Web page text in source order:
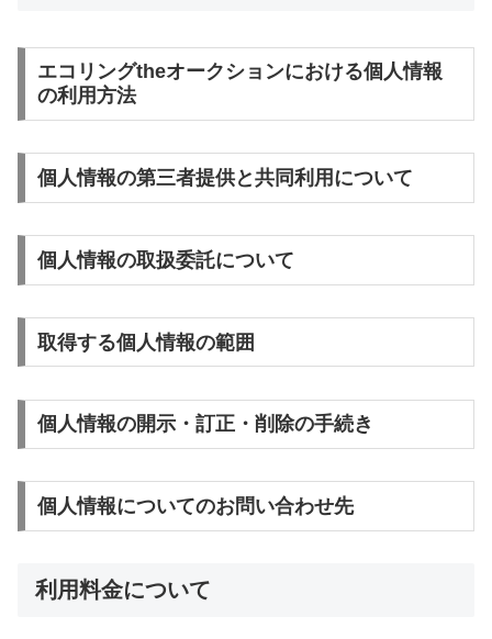
エコリングtheオークションにおける個人情報
の利用方法
個人情報の第三者提供と共同利用について
個人情報の取扱委託について
取得する個人情報の範囲
個人情報の開示・訂正・削除の手続き
個人情報についてのお問い合わせ先
利用料金について